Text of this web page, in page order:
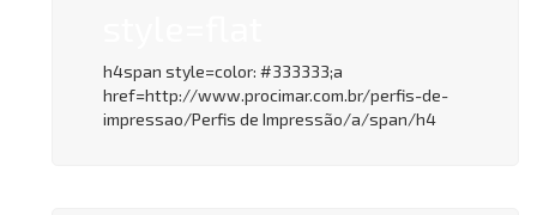
h4span style=color: #333333;a
href=http://www.procimar.com.br/perfis-de-
impressao/Perfis de Impressão/a/span/h4